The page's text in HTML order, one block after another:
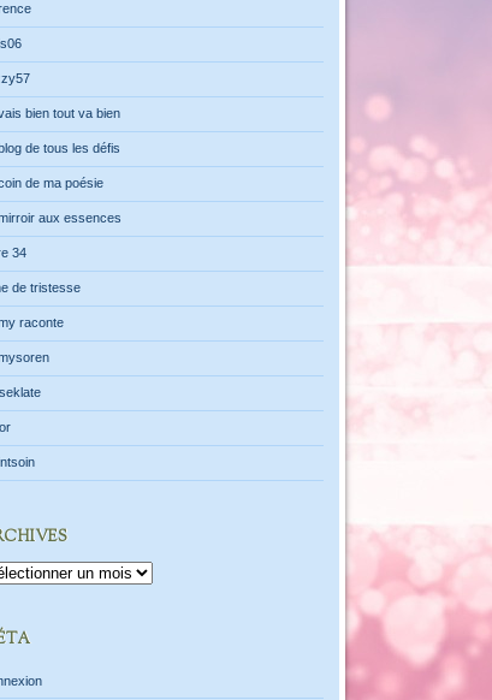
bien tout va bien
de tous les défis
de ma poésie
aux essences
34
de tristesse
raconte